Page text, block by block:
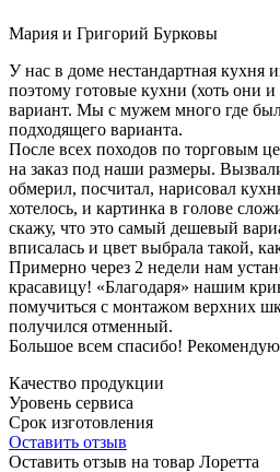
Мария и Григорий Бурковы
У нас в доме нестандартная кухня
поэтому готовые кухни (хоть они
вариант. Мы с мужем много где
подходящего варианта.
После всех походов по торговым
на заказ под наши размеры.
обмерил, посчитал, нарисовал
хотелось, и картинка в голове
скажу, что это самый дешевый
вписалась и цвет выбрала такой,
Примерно через 2 недели нам
красавицу! «Благодаря» нашим
помучиться с монтажом верхних
получился отменный.
Большое всем спасибо!
Качество продукции
Уровень сервиса
Срок изготовления
Оставить отзыв
Оставить отзыв на товар Лоретта